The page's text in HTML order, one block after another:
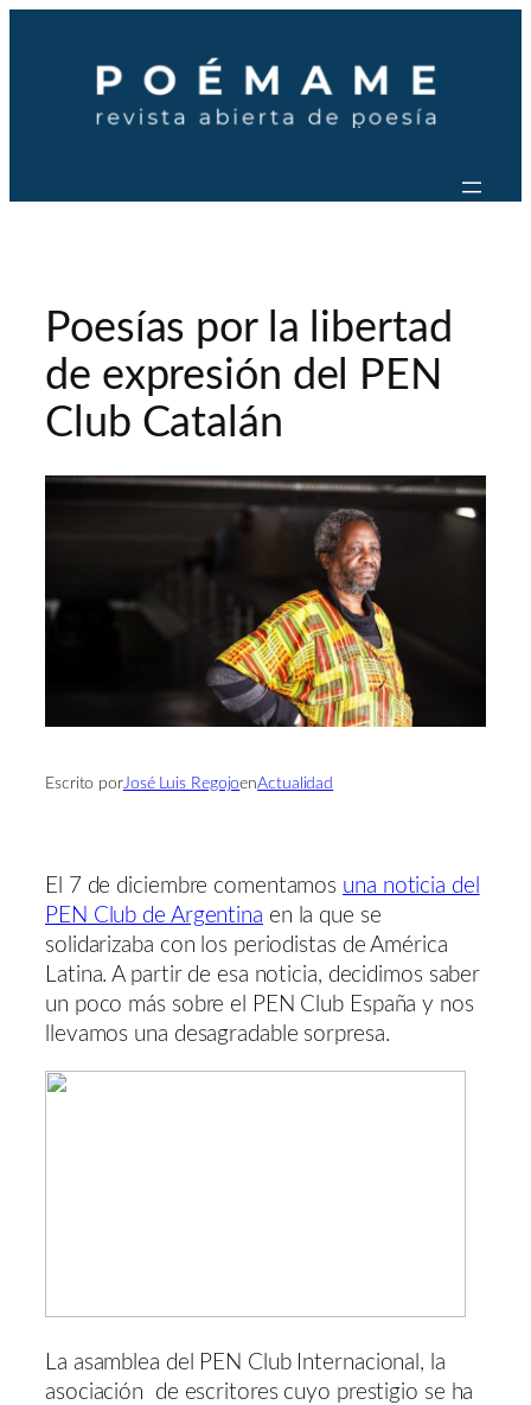
contenido
Poesías por la libertad
de expresión del PEN
Club Catalán
Escrito porJosé Luis RegojoenActualidad
El 7 de diciembre comentamos una noticia del
PEN Club de Argentina en la que se
solidarizaba con los periodistas de América
Latina. A partir de esa noticia, decidimos saber
un poco más sobre el PEN Club España y nos
llevamos una desagradable sorpresa.
La asamblea del PEN Club Internacional, la
asociación de escritores cuyo prestigio se ha